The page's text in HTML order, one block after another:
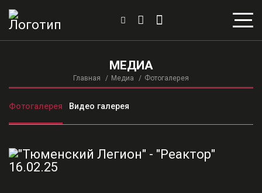
МЕДИА
Главная Медиа Фотогалерея
Фотогалерея Видео галерея